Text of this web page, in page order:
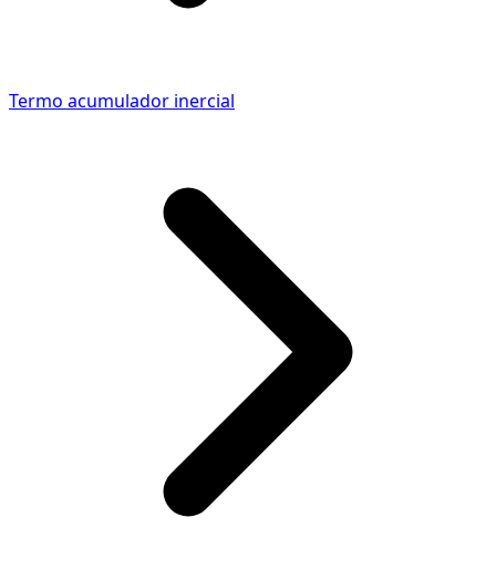
Termo acumulador inercial